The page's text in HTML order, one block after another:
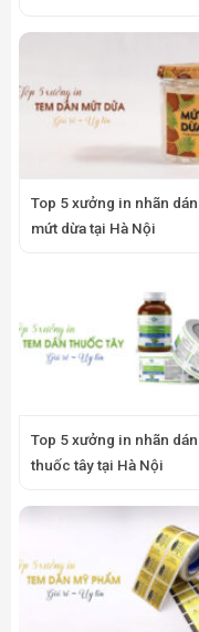
Top 5 xưởng in nhãn dán
mứt dừa tại Hà Nội
Top 5 xưởng in nhãn dán
thuốc tây tại Hà Nội